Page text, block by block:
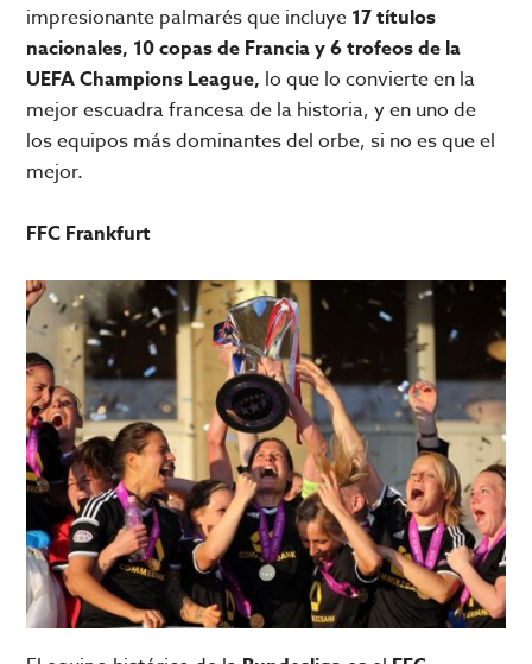
impresionante palmarés que incluye 17 títulos
nacionales, 10 copas de Francia y 6 trofeos de la
UEFA Champions League, lo que lo convierte en la
mejor escuadra francesa de la historia, y en uno de
los equipos más dominantes del orbe, si no es que el
mejor.
FFC Frankfurt